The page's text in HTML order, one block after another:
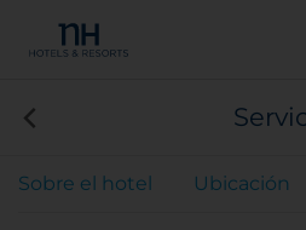
Sobre el hotel Ubicación